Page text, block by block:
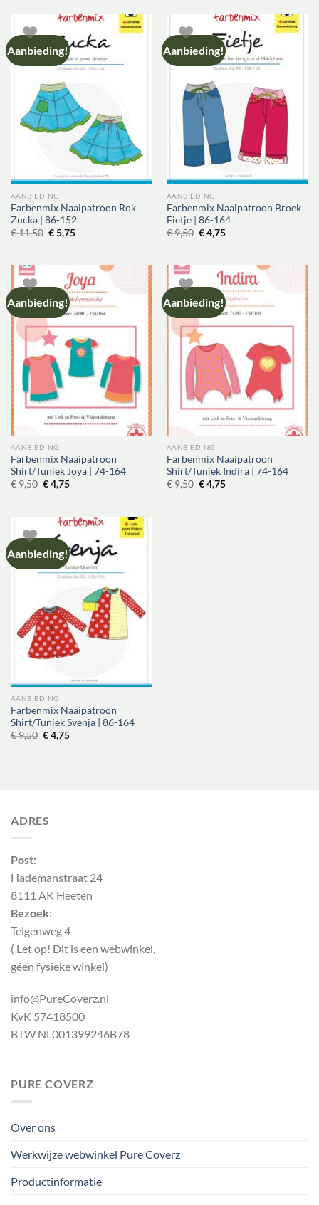
Aanbieding!
AANBIEDING
Farbenmix Naaipatroon Rok
Zucka | 86-152
€11,50 Oorspronkelijke
prijs
€5,75Huidige
Aanbieding!
AANBIEDING
Farbenmix Naaipatroon Broek
Fietje | 86-164
€9,50 Oorspronkelijke
prijs
€4,75Huidige
Aanbieding!
AANBIEDING
Farbenmix Naaipatroon
Shirt/Tuniek Joya | 74-164
€9,50 Oorspronkelijke
prijs
€4,75Huidige
Aanbieding!
AANBIEDING
Farbenmix Naaipatroon
Shirt/Tuniek Indira | 74-164
€9,50 Oorspronkelijke
prijs
€4,75Huidige
Aanbieding!
AANBIEDING
Farbenmix Naaipatroon
Shirt/Tuniek Svenja | 86-164
€9,50 Oorspronkelijke
prijs
€4,75Huidige
ADRES
Post:
Hademanstraat 24
8111 AK Heeten
Bezoek:
Telgenweg 4
( Let op! Dit is een webwinkel,
géén fysieke winkel)
info@PureCoverz.nl
KvK 57418500
BTW NL001399246B78
PURE COVERZ
Over ons
Werkwijze webwinkel Pure Coverz
Productinformatie